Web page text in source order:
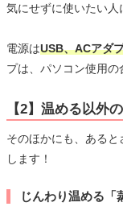
気にせずに使いたい人
電源はUSB、ACアダ
プは、パソコン使用の
【2】温める以外
そのほかにも、ある
します！
じんわり温める「